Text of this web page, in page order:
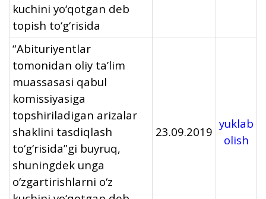
kuchini yo‘qotgan deb
topish to‘g‘risida
“Abituriyentlar
tomonidan oliy ta’lim
muassasasi qabul
komissiyasiga
topshiriladigan arizalar
shaklini tasdiqlash
to‘g‘risida”gi buyruq,
shuningdek unga
o‘zgartirishlarni o‘z
23.09.2019
yuklab
olish